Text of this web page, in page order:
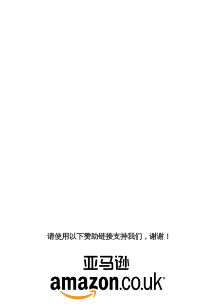
请使用以下赞助链接支持我们，谢谢！